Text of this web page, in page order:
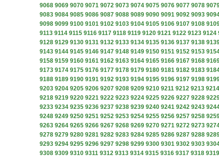
9068 9069 9070 9071 9072 9073 9074 9075 9076 9077 9078
9083 9084 9085 9086 9087 9088 9089 9090 9091 9092 9093
9098 9099 9100 9101 9102 9103 9104 9105 9106 9107 9108
9113 9114 9115 9116 9117 9118 9119 9120 9121 9122 9123 9124
9128 9129 9130 9131 9132 9133 9134 9135 9136 9137 9138
9143 9144 9145 9146 9147 9148 9149 9150 9151 9152 9153
9158 9159 9160 9161 9162 9163 9164 9165 9166 9167 9168
9173 9174 9175 9176 9177 9178 9179 9180 9181 9182 9183
9188 9189 9190 9191 9192 9193 9194 9195 9196 9197 9198
9203 9204 9205 9206 9207 9208 9209 9210 9211 9212 9213 9214
9218 9219 9220 9221 9222 9223 9224 9225 9226 9227 9228
9233 9234 9235 9236 9237 9238 9239 9240 9241 9242 9243
9248 9249 9250 9251 9252 9253 9254 9255 9256 9257 9258
9263 9264 9265 9266 9267 9268 9269 9270 9271 9272 9273
9278 9279 9280 9281 9282 9283 9284 9285 9286 9287 9288
9293 9294 9295 9296 9297 9298 9299 9300 9301 9302 9303
9308 9309 9310 9311 9312 9313 9314 9315 9316 9317 9318 9319